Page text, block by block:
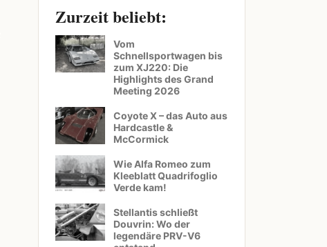
Zurzeit beliebt:
Vom
Schnellsportwagen bis
zum XJ220: Die
Highlights des Grand
Meeting 2026
Coyote X – das Auto aus
Hardcastle &
McCormick
Wie Alfa Romeo zum
Kleeblatt Quadrifoglio
Verde kam!
Stellantis schließt
Douvrin: Wo der
legendäre PRV-V6